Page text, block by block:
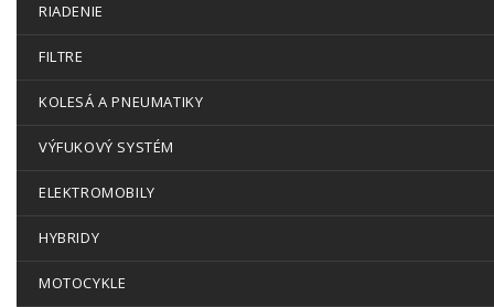
RIADENIE
FILTRE
KOLESÁ A PNEUMATIKY
VÝFUKOVÝ SYSTÉM
ELEKTROMOBILY
HYBRIDY
MOTOCYKLE